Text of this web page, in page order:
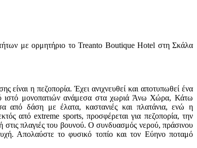
με ορμητήριο το Treanto Boutique Hotel στη Σκάλα
είναι η πεζοπορία. Έχει ανιχνευθεί και αποτυπωθεί ένα
ιστό μονοπατιών ανάμεσα στα χωριά Άνω Χώρα, Κάτω
από δάση με έλατα, καστανιές και πλατάνια, ενώ η
από extreme sports, προσφέρεται για πεζοπορία, την
στις πλαγιές του βουνού. Ο συνδυασμός νερού, πράσινου
Απολαύστε το φυσικό τοπίο και τον Εύηνο ποταμό